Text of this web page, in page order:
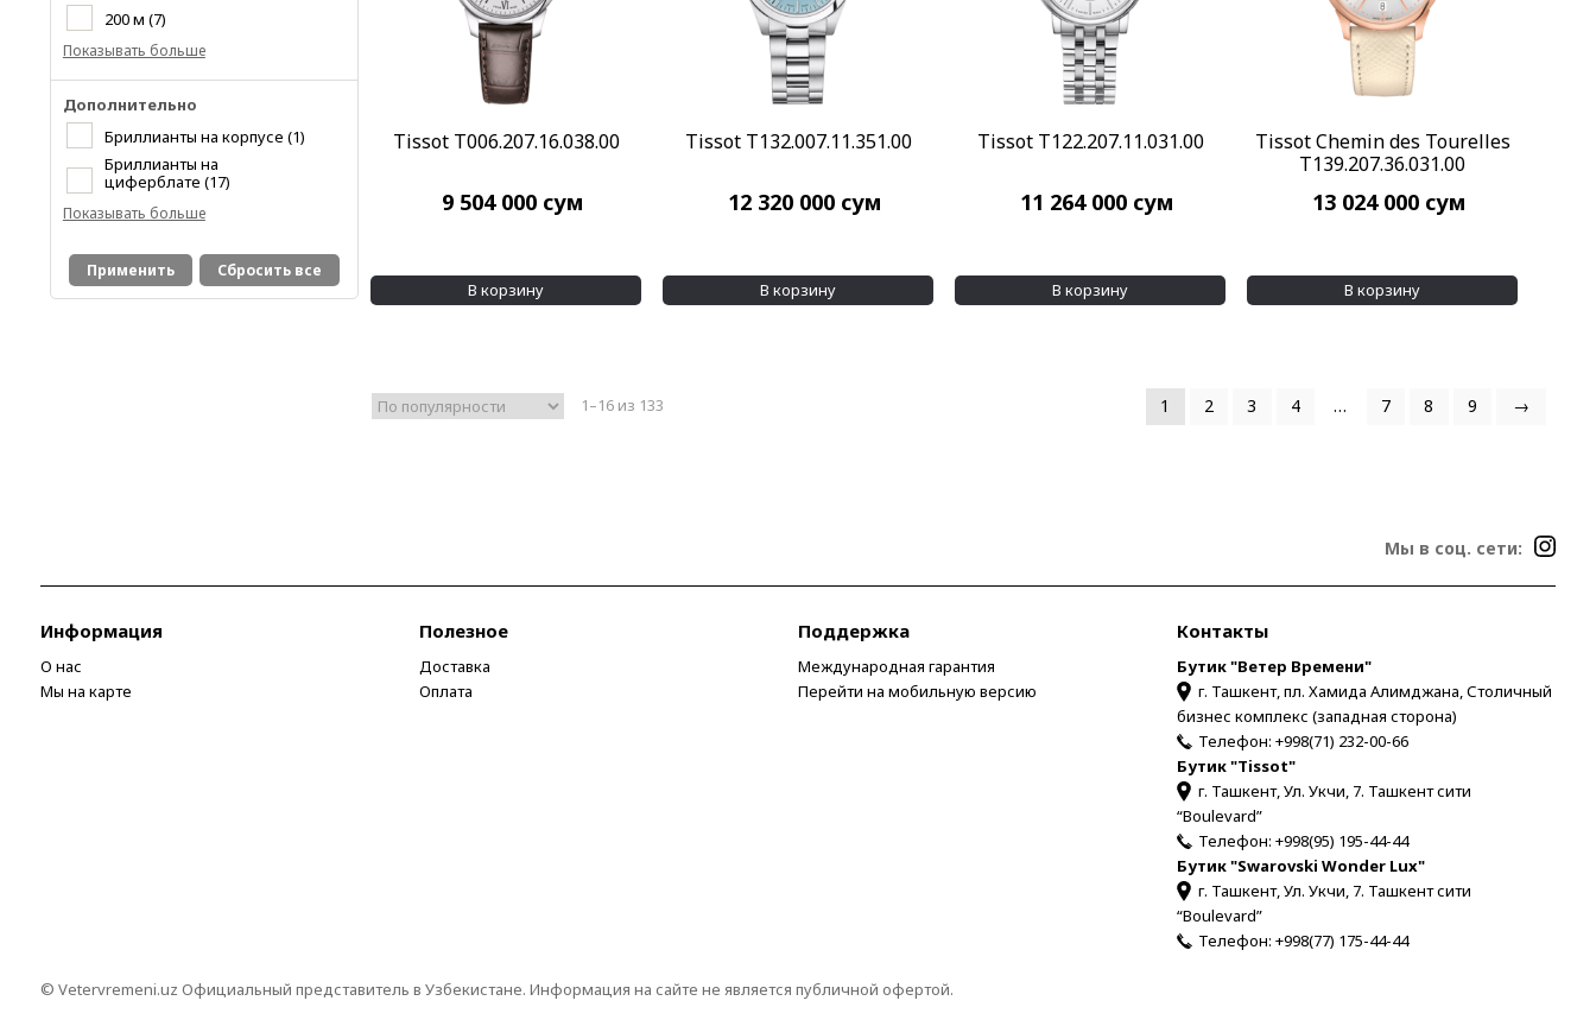
200 м (7)
Показывать больше
Дополнительно
Бриллианты на корпусе (1)
Бриллианты на
циферблате (17)
Показывать больше
Сбросить все
Применить
Tissot T006.207.16.038.00
9 504 000 сум
В корзину
Tissot T132.007.11.351.00
12 320 000 сум
В корзину
Tissot T122.207.11.031.00
11 264 000 сум
В корзину
Tissot Chemin des Tourelles
T139.207.36.031.00
13 024 000 сум
В корзину
1–16 из 133 1 2 3 4 … 7 8 9 →
Мы в соц. сети:
Информация
О нас
Мы на карте
Полезное
Доставка
Оплата
Поддержка
Международная гарантия
Перейти на мобильную версию
Контакты
Бутик "Ветер Времени"
г. Ташкент, пл. Хамида Алимджана, Столичный
бизнес комплекс (западная сторона)
Телефон: +998(71) 232-00-66
Бутик "Tissot"
г. Ташкент, Ул. Укчи, 7. Ташкент сити
“Boulevard”
Телефон: +998(95) 195-44-44
Бутик "Swarovski Wonder Lux"
г. Ташкент, Ул. Укчи, 7. Ташкент сити
“Boulevard”
Телефон: +998(77) 175-44-44
© Vetervremeni.uz Официальный представитель в Узбекистане. Информация на сайте не является публичной офертой.